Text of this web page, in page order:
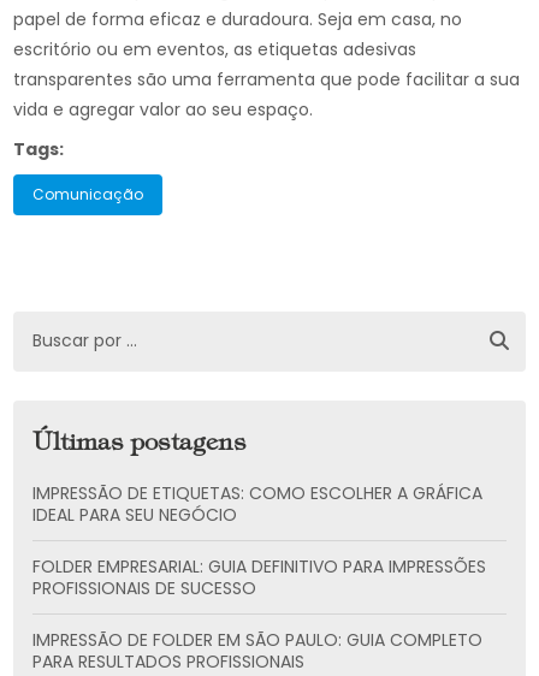
papel de forma eficaz e duradoura. Seja em casa, no
escritório ou em eventos, as etiquetas adesivas
transparentes são uma ferramenta que pode facilitar a sua
vida e agregar valor ao seu espaço.
Tags:
Comunicação
Últimas postagens
IMPRESSÃO DE ETIQUETAS: COMO ESCOLHER A GRÁFICA
IDEAL PARA SEU NEGÓCIO
FOLDER EMPRESARIAL: GUIA DEFINITIVO PARA IMPRESSÕES
PROFISSIONAIS DE SUCESSO
IMPRESSÃO DE FOLDER EM SÃO PAULO: GUIA COMPLETO
PARA RESULTADOS PROFISSIONAIS